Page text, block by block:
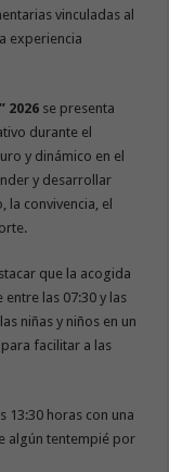
vinculadas al
experiencia
2026 se presenta
durante el
y dinámico en el
y desarrollar
convivencia, el
que la acogida
las 07:30 y las
niñas y niños en un
facilitar a las
13:30 horas con una
algún tentempié por